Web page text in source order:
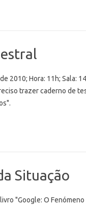
2010; Hora: 11h; Sala:
trazer caderno de
Situação
"Google: O